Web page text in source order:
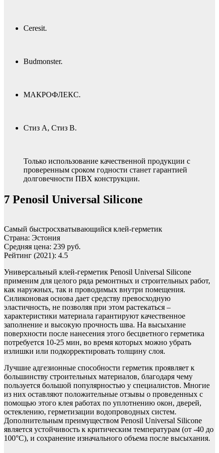
Ceresit.
Budmonster.
МАКРОФЛЕКС.
Стиз А, Стиз В.
Только использование качественной продукции с
проверенным сроком годности станет гарантией
долговечности ПВХ конструкции.
7 Penosil Universal Silicone
Самый быстросхватывающийся клей-герметик
Страна: Эстония
Средняя цена: 239 руб.
Рейтинг (2021): 4.5
Универсальный клей-герметик Penosil Universal Silicone
применим для целого ряда ремонтных и строительных работ,
как наружных, так и проводимых внутри помещения.
Силиконовая основа дает средству превосходную
эластичность, не позволяя при этом растекаться –
характеристики материала гарантируют качественное
заполнение и высокую прочность шва. На высыхание
поверхности после нанесения этого бесцветного герметика
потребуется 10-25 мин, во время которых можно убрать
излишки или подкорректировать толщину слоя.
Лучшие адгезионные способности герметик проявляет к
большинству строительных материалов, благодаря чему
пользуется большой популярностью у специалистов. Многие
из них оставляют положительные отзывы о проведенных с
помощью этого клея работах по уплотнению окон, дверей,
остеклению, герметизации водопроводных систем.
Дополнительным преимуществом Penosil Universal Silicone
является устойчивость к критическим температурам (от -40 до
100°C), и сохранение изначального объема после высыхания.